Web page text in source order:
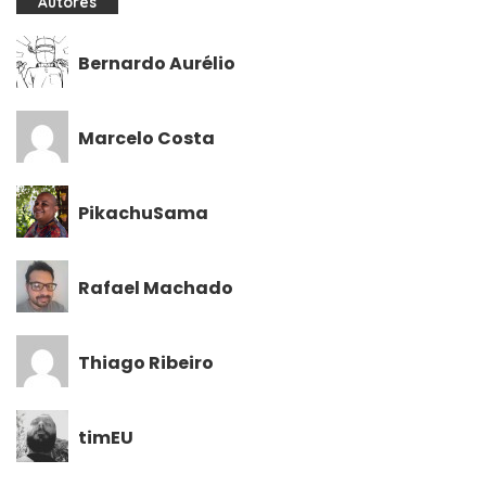
Bernardo Aurélio
Marcelo Costa
PikachuSama
Rafael Machado
Thiago Ribeiro
timEU